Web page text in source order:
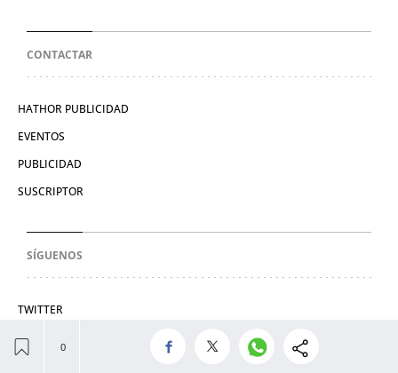
CONTACTAR
HATHOR PUBLICIDAD
EVENTOS
PUBLICIDAD
SUSCRIPTOR
SÍGUENOS
TWITTER
FACEBOOK